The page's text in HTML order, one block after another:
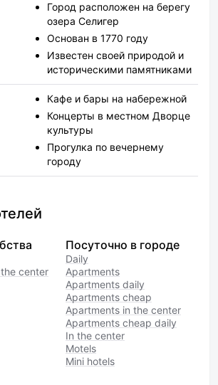
Город расположен на берегу
озера Селигер
Основан в 1770 году
Известен своей природой и
историческими памятниками
Кафе и бары на набережной
Концерты в местном Дворце
культуры
Прогулка по вечернему
городу
center
Посуточно в городе
Daily
Apartments
Apartments daily
Apartments cheap
Apartments in the center
Apartments cheap daily
In the center
Motels
Mini hotels